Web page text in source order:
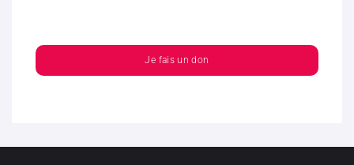
Je fais un don